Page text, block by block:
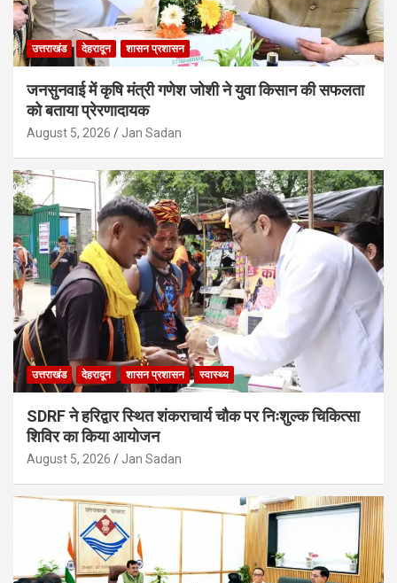
उत्तराखंड देहरादून शासन प्रशासन
जनसुनवाई में कृषि मंत्री गणेश जोशी ने युवा किसान की सफलता
को बताया प्रेरणादायक
August 5, 2026 Jan Sadan
उत्तराखंड देहरादून शासन प्रशासन स्वास्थ्य
SDRF ने हरिद्वार स्थित शंकराचार्य चौक पर निःशुल्क चिकित्सा
शिविर का किया आयोजन
August 5, 2026 Jan Sadan